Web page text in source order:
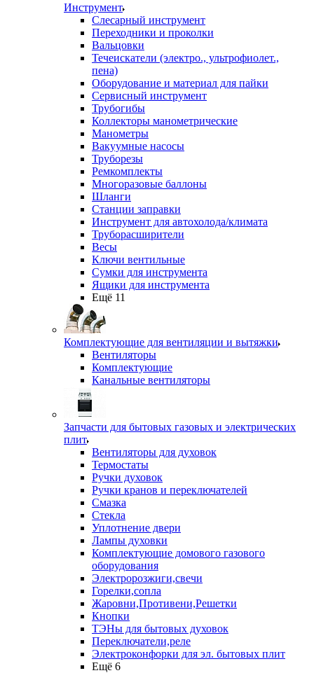
Инструмент
Слесарный инструмент
Переходники и проколки
Вальцовки
Течеискатели (электро., ультрофиолет.,
пена)
Оборудование и материал для пайки
Сервисный инструмент
Трубогибы
Коллекторы манометрические
Манометры
Вакуумные насосы
Труборезы
Ремкомплекты
Многоразовые баллоны
Шланги
Станции заправки
Инструмент для автохолода/климата
Труборасширители
Весы
Ключи вентильные
Сумки для инструмента
Ящики для инструмента
Ещё 11
Комплектующие для вентиляции и вытяжки
Вентиляторы
Комплектующие
Канальные вентиляторы
Запчасти для бытовых газовых и электрических
плит
Вентиляторы для духовок
Термостаты
Ручки духовок
Ручки кранов и переключателей
Смазка
Стекла
Уплотнение двери
Лампы духовки
Комплектующие домового газового
оборудования
Электророзжиги,свечи
Горелки,сопла
Жаровни,Противени,Решетки
Кнопки
ТЭНы для бытовых духовок
Переключатели,реле
Электроконфорки для эл. бытовых плит
Ещё 6